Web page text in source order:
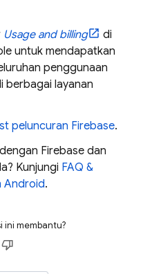
Usage and billing
di
untuk mendapatkan
penggunaan
berbagai layanan
peluncuran Firebase.
Firebase dan
Kunjungi FAQ &
Android.
ini membantu?